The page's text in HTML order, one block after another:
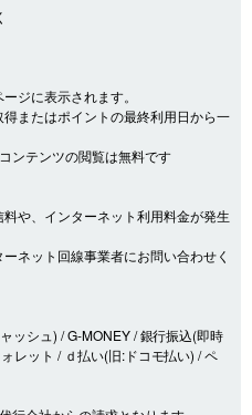
ジに表示されます。
またはポイントの最終利用日から一
ンテンツの閲覧は無料です
や、インターネット利用料金が発生
ネット回線事業者にお問い合わせく
ッシュ) / G-MONEY / 銀行振込(即時
レット / ｄ払い(旧:ドコモ払い) / ペ